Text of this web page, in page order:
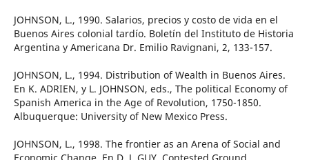
JOHNSON, L., 1990. Salarios, precios y costo de vida en el
Buenos Aires colonial tardío. Boletín del Instituto de Historia
Argentina y Americana Dr. Emilio Ravignani, 2, 133-157.
JOHNSON, L., 1994. Distribution of Wealth in Buenos Aires.
En K. ADRIEN, y L. JOHNSON, eds., The political Economy of
Spanish America in the Age of Revolution, 1750-1850.
Albuquerque: University of New Mexico Press.
JOHNSON, L., 1998. The frontier as an Arena of Social and